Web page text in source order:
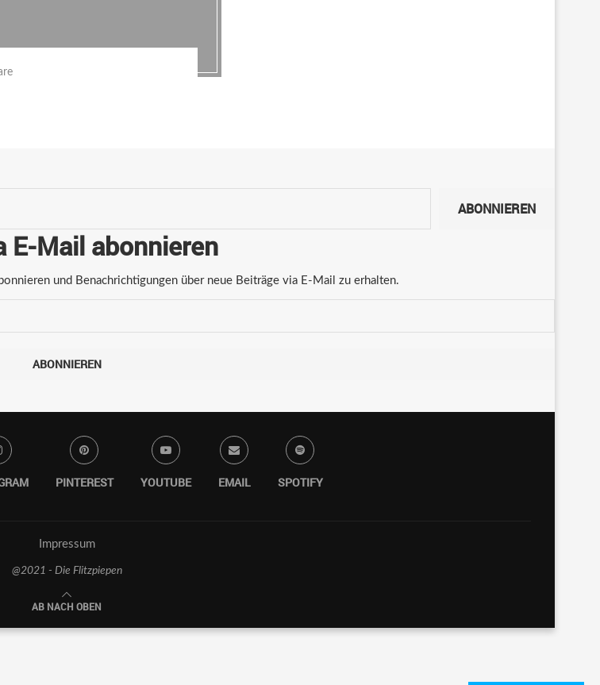
ABONNIEREN
E-Mail abonnieren
und Benachrichtigungen über neue Beiträge via E-Mail zu erhalten.
ABONNIEREN
PINTEREST YOUTUBE EMAIL SPOTIFY
Impressum
@2021 - Die Flitzpiepen
AB NACH OBEN